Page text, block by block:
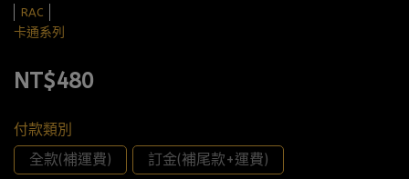
RAC
卡通系列
NT$480
付款類別
全款(補運費)
訂金(補尾款+運費)